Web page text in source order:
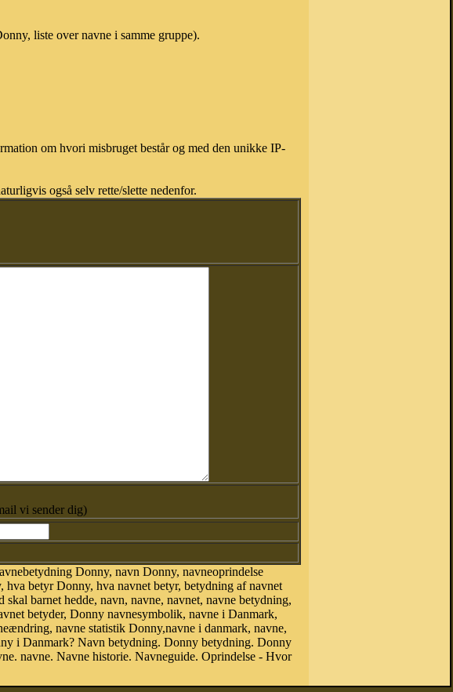
liste over navne i samme gruppe).
om hvori misbruget består og med den unikke IP-
også selv rette/slette nedenfor.
vi sender dig)
Donny, navn Donny, navneoprindelse
betyr Donny, hva navnet betyr, betydning af navnet
skal barnet hedde, navn, navne, navnet, navne betydning,
betyder, Donny navnesymbolik, navne i Danmark,
navne statistik Donny,navne i danmark, navne,
i Danmark? Navn betydning. Donny betydning. Donny
navne. Navne historie. Navneguide. Oprindelse - Hvor